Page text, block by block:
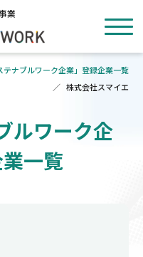
業
テナブルワーク企業」登録企業一覧
株式会社スマイエ
ルワーク企
一覧